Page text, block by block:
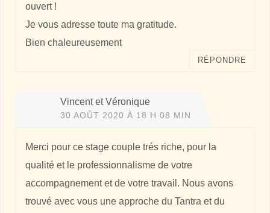
ouvert !
Je vous adresse toute ma gratitude.
Bien chaleureusement
RÉPONDRE
Vincent et Véronique
30 AOÛT 2020 À 18 H 08 MIN
Merci pour ce stage couple trés riche, pour la
qualité et le professionnalisme de votre
accompagnement et de votre travail. Nous avons
trouvé avec vous une approche du Tantra et du